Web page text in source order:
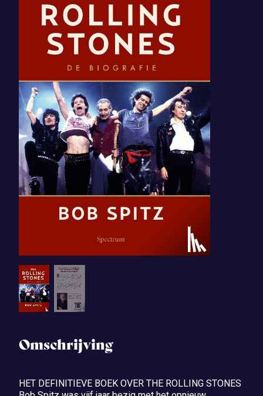
Omschrijving
HET DEFINITIEVE BOEK OVER THE ROLLING STONES